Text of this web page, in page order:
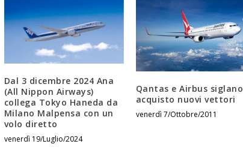
Dal 3 dicembre 2024 Ana
(All Nippon Airways)
collega Tokyo Haneda da
Milano Malpensa con un
volo diretto
venerdì 19/Luglio/2024
Qantas e Airbus siglano
acquisto nuovi vettori
venerdì 7/Ottobre/2011